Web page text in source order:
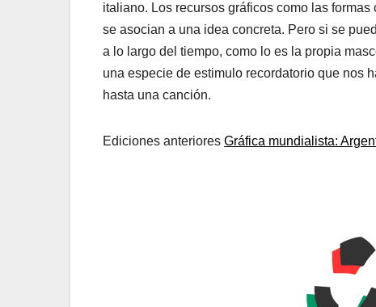
italiano. Los recursos gráficos como las
se asocian a una idea concreta. Pero si se
a lo largo del tiempo, como lo es la propia
una especie de estimulo recordatorio que nos
hasta una canción.
Ediciones anteriores Gráfica mundialista: